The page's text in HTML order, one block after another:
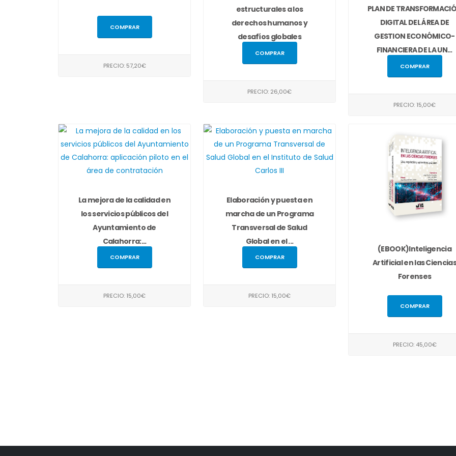
COMPRAR
PRECIO: 57,20€
estructurales a los
derechos humanos y
desafíos globales
COMPRAR
PRECIO: 26,00€
PLAN DE
DIGITAL DEL ÁREA DE
GESTION ECONÓMICO-
FINANCIERA DE LA UN...
COMPRAR
PRECIO: 15,00€
La mejora de la calidad en
los servicios públicos del
Ayuntamiento de
Calahorra:...
COMPRAR
PRECIO: 15,00€
Elaboración y puesta en
marcha de un Programa
Transversal de Salud
Global en el ...
COMPRAR
PRECIO: 15,00€
(EBOOK)Inteligencia
Artificial en las Ciencias
Forenses
COMPRAR
PRECIO: 45,00€